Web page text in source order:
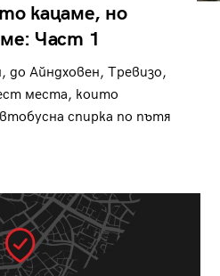
кацаме, но
Част 1
Айндховен, Тревизо,
места, които
спирка по пътя